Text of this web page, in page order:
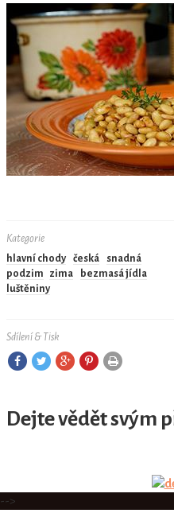
Kategorie
hlavní chody
česká
snadná
podzim
zima
bezmasá jídla
luštěniny
Sdílení & Tisk
Dejte vědět svým
-->